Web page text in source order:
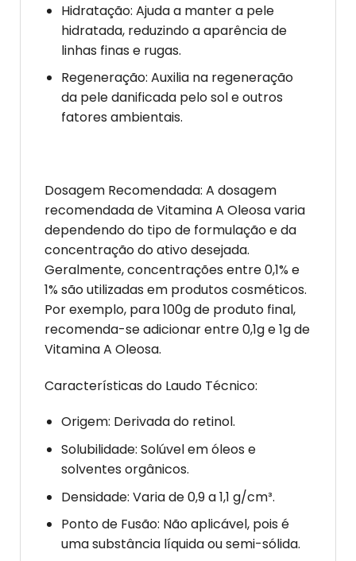
Hidratação: Ajuda a manter a pele
hidratada, reduzindo a aparência de
linhas finas e rugas.
Regeneração: Auxilia na regeneração
da pele danificada pelo sol e outros
fatores ambientais.
Dosagem Recomendada: A dosagem
recomendada de Vitamina A Oleosa varia
dependendo do tipo de formulação e da
concentração do ativo desejada.
Geralmente, concentrações entre 0,1% e
1% são utilizadas em produtos cosméticos.
Por exemplo, para 100g de produto final,
recomenda-se adicionar entre 0,1g e 1g de
Vitamina A Oleosa.
Características do Laudo Técnico:
Origem: Derivada do retinol.
Solubilidade: Solúvel em óleos e
solventes orgânicos.
Densidade: Varia de 0,9 a 1,1 g/cm³.
Ponto de Fusão: Não aplicável, pois é
uma substância líquida ou semi-sólida.